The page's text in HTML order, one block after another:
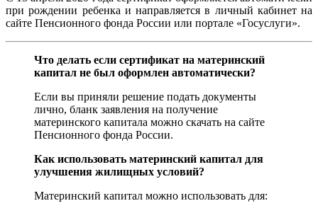
при рождении ребенка и направляется в личный кабинет на
сайте Пенсионного фонда России или портале «Госуслуги».
Что делать если сертификат на материнский
капитал не был оформлен автоматически?
Если вы приняли решение подать документы
лично, бланк заявления на получение
материнского капитала можно скачать на сайте
Пенсионного фонда России.
Как использовать материнский капитал для
улучшения жилищных условий?
Материнский капитал можно использовать для: